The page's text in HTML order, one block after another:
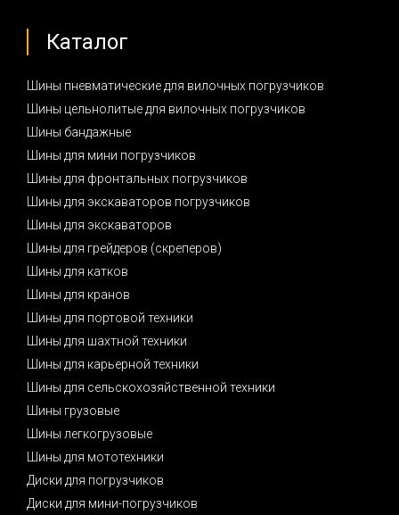
Каталог
Шины пневматические для вилочных погрузчиков
Шины цельнолитые для вилочных погрузчиков
Шины бандажные
Шины для мини погрузчиков
Шины для фронтальных погрузчиков
Шины для экскаваторов погрузчиков
Шины для экскаваторов
Шины для грейдеров (скреперов)
Шины для катков
Шины для кранов
Шины для портовой техники
Шины для шахтной техники
Шины для карьерной техники
Шины для сельскохозяйственной техники
Шины грузовые
Шины легкогрузовые
Шины для мототехники
Диски для погрузчиков
Диски для мини-погрузчиков